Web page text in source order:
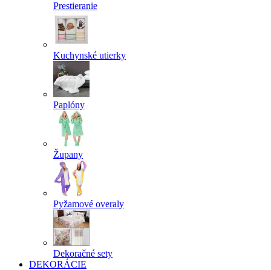
Prestieranie
Kuchynské utierky
Paplóny
Župany
Pyžamové overaly
Dekoračné sety
DEKORÁCIE